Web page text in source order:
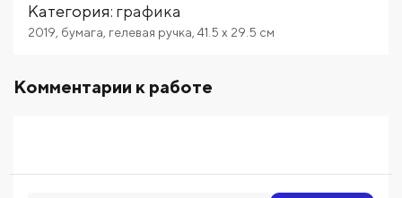
Категория: графика
2019 бумага гелевая ручка 41.5 x 29.5 см
Комментарии к работе